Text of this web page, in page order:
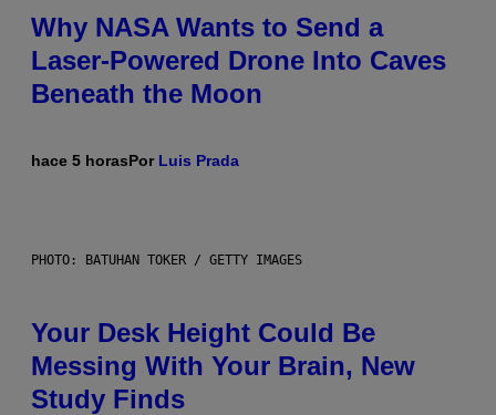
Why NASA Wants to Send a
Laser-Powered Drone Into Caves
Beneath the Moon
hace 5 horasPor Luis Prada
PHOTO: BATUHAN TOKER / GETTY IMAGES
Your Desk Height Could Be
Messing With Your Brain, New
Study Finds